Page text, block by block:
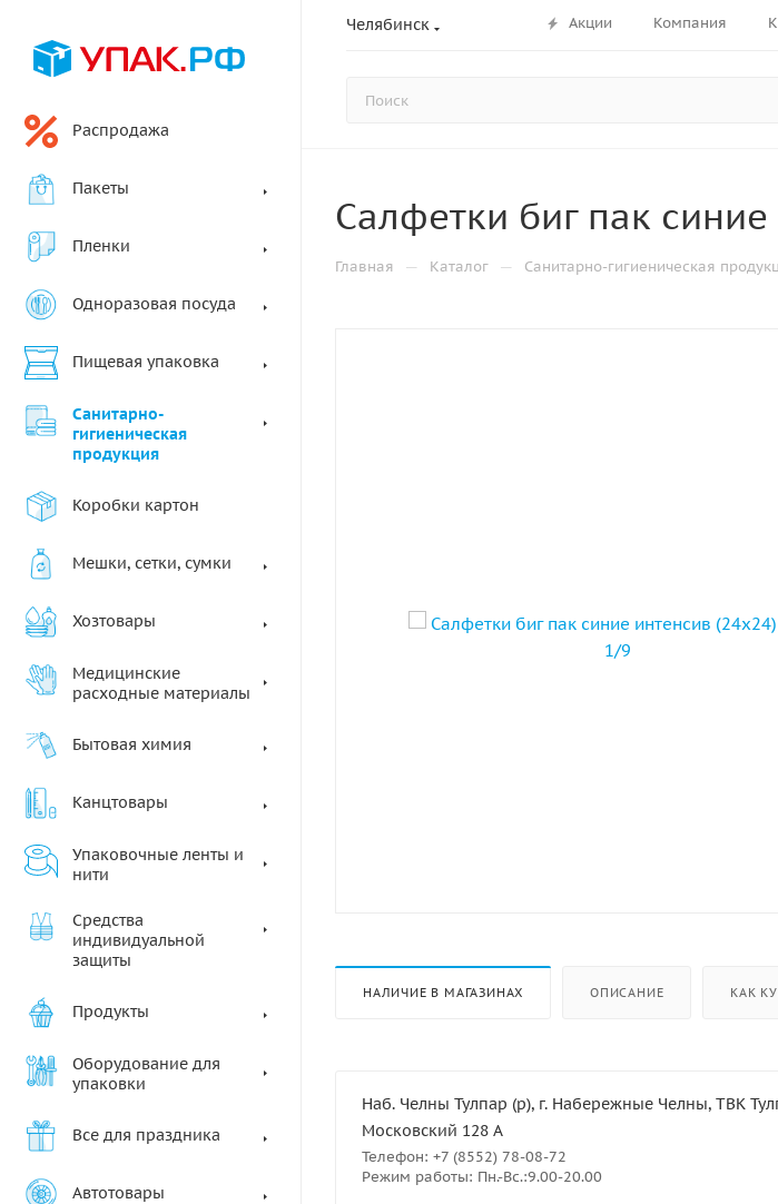
Челябинск Акции Компания
Распродажа
Пакеты
Пленки
Одноразовая посуда
Пищевая упаковка
Санитарно-
гигиеническая
продукция
Коробки картон
Мешки, сетки, сумки
Хозтовары
Медицинские
расходные материалы
Бытовая химия
Канцтовары
Упаковочные ленты и
нити
Средства
индивидуальной
защиты
Продукты
Оборудование для
упаковки
Все для праздника
Автотовары
Салфетки биг пак
Главная — Каталог — Санитарно-гигиеническая
НАЛИЧИЕ В МАГАЗИНАХ ОПИСАНИЕ КАК
Наб. Челны Тулпар (р), г. Набережные Челны, ТВК
Московский 128 А
Телефон: +7 (8552) 78-08-72
Режим работы: Пн.-Вс.:9.00-20.00